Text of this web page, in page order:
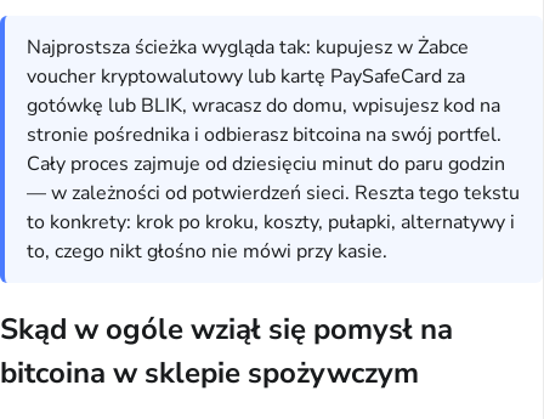
Najprostsza ścieżka wygląda tak: kupujesz w Żabce
voucher kryptowalutowy lub kartę PaySafeCard za
gotówkę lub BLIK, wracasz do domu, wpisujesz kod na
stronie pośrednika i odbierasz bitcoina na swój portfel.
Cały proces zajmuje od dziesięciu minut do paru godzin
— w zależności od potwierdzeń sieci. Reszta tego tekstu
to konkrety: krok po kroku, koszty, pułapki, alternatywy i
to, czego nikt głośno nie mówi przy kasie.
Skąd w ogóle wziął się pomysł na
bitcoina w sklepie spożywczym